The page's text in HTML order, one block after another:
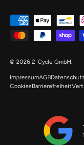
Zahlungsmethoden
© 2026 2-Cycle GmbH
ImpressumAGB
CookiesBarrierefreiheit